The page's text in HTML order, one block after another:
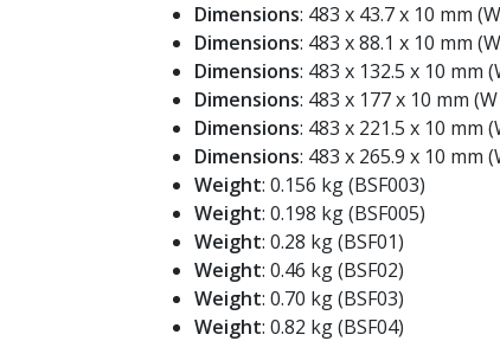
Dimensions: 483 x 43.7 x 10 mm
Dimensions: 483 x 88.1 x 10 mm
Dimensions: 483 x 132.5 x 10 mm
Dimensions: 483 x 177 x 10 mm
Dimensions: 483 x 221.5 x 10 mm
Dimensions: 483 x 265.9 x 10 mm
Weight: 0.156 kg (BSF003)
Weight: 0.198 kg (BSF005)
Weight: 0.28 kg (BSF01)
Weight: 0.46 kg (BSF02)
Weight: 0.70 kg (BSF03)
Weight: 0.82 kg (BSF04)